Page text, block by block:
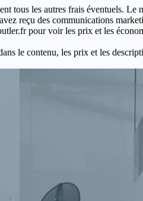
tous les autres frais éventuels.
reçu des communications
pour voir les prix et les
le contenu, les prix et les